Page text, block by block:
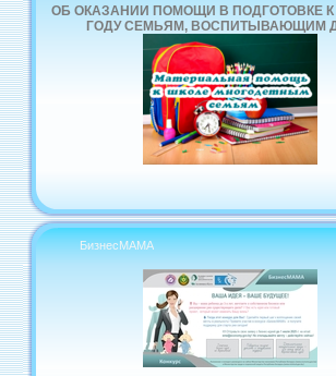
ОБ ОКАЗАНИИ ПОМОЩИ В ПОДГОТОВКЕ К
ГОДУ СЕМЬЯМ, ВОСПИТЫВАЮЩИМ
БизнесМАМА